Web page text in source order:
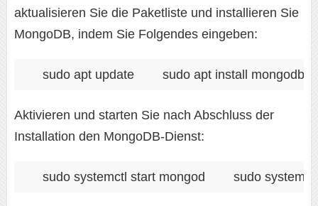
aktualisieren Sie die Paketliste und installieren Sie
MongoDB, indem Sie Folgendes eingeben:
sudo apt update sudo apt install mongodb-
Aktivieren und starten Sie nach Abschluss der
Installation den MongoDB-Dienst:
sudo systemctl start mongod sudo